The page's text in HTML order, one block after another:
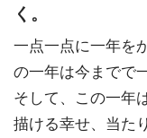
く。
一点一点に一年を
の一年は今までで
そして、この一年
描ける幸せ、当た